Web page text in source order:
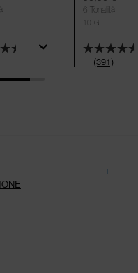
(391)
6 Tonalità
10 G